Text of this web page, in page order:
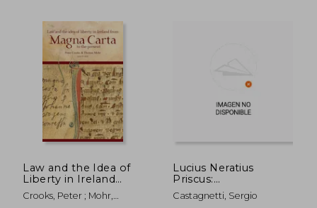
45%
dcto. $ 124.76
Law and the Idea of
Liberty in Ireland
from Magna Carta to
the Present (en
Crooks, Peter ; Mohr,
Lucius Neratius
Priscus:
Membranarum Libri
VII (en Italiano)
Castagnetti, Sergio